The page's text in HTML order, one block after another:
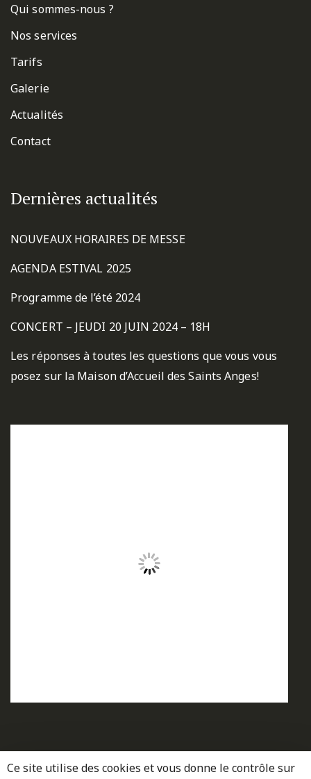
Qui sommes-nous ?
Nos services
Tarifs
Galerie
Actualités
Contact
Dernières actualités
NOUVEAUX HORAIRES DE MESSE
AGENDA ESTIVAL 2025
Programme de l’été 2024
CONCERT – JEUDI 20 JUIN 2024 – 18H
Les réponses à toutes les questions que vous vous
posez sur la Maison d’Accueil des Saints Anges!
Ce site utilise des cookies et vous donne le contrôle sur